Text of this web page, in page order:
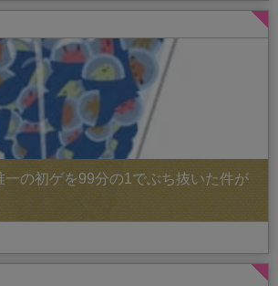
一の初ゲを99分の1でぶち抜いた件が